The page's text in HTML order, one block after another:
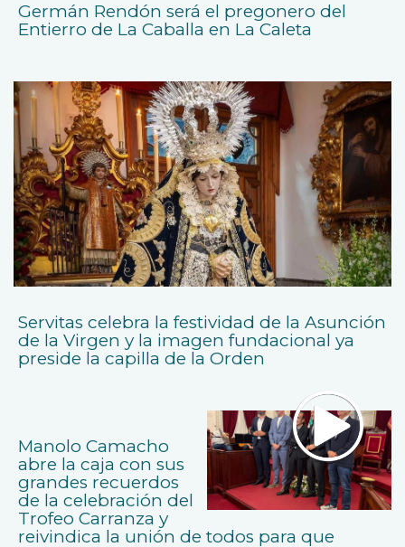
Germán Rendón será el pregonero del
Entierro de La Caballa en La Caleta
Servitas celebra la festividad de la Asunción
de la Virgen y la imagen fundacional ya
preside la capilla de la Orden
Manolo Camacho
abre la caja con sus
grandes recuerdos
de la celebración del
Trofeo Carranza y
reivindica la unión de todos para que